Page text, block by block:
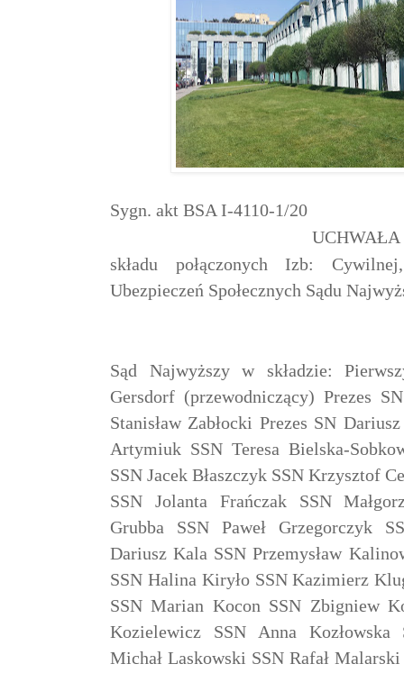
Sygn. akt BSA I-4110-1/20
UCHWAŁA
składu połączonych Izb:
Ubezpieczeń Społecznych Sądu
Sąd Najwyższy w składzie:
Gersdorf (przewodniczący) Prezes
Stanisław Zabłocki Prezes SN
Artymiuk SSN Teresa Bielska-
SSN Jacek Błaszczyk SSN Krzysztof
SSN Jolanta Frańczak SSN
Grubba SSN Paweł Grzegorczyk
Dariusz Kala SSN Przemysław
SSN Halina Kiryło SSN Kazimierz
SSN Marian Kocon SSN Zbigniew
Kozielewicz SSN Anna
Michał Laskowski SSN Rafał Malarski